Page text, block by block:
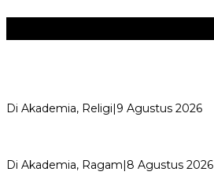
Di Akademia, Religi|9 Agustus 2026
Di Akademia, Ragam|8 Agustus 2026